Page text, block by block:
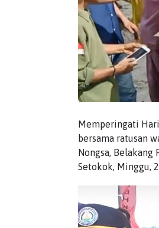
Memperingati
bersama ratusan
Nongsa, Belakang
Setokok, Minggu,